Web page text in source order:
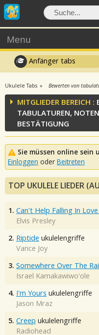
Menu
Anfänger tabs
Ukulele Tabs Bewerten von
MITGLIEDER BEREICH :
TABULATUREN,
BESTÄTIGUNG
Sie müssen online sein
Einloggen oder Beitreten
TOP UKULELE LIEDER
1. Can't Help Falling In
Elvis Presley
2. Riptide ukulelengriffe
Vance Joy
3. Somewhere Over The
Israel Kamakawiwo'ole
4. I'm Yours ukulelengriffe
Jason Mraz
5. Creep ukulelengriffe
Radiohead